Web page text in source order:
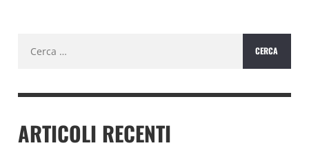
per:
ARTICOLI RECENTI